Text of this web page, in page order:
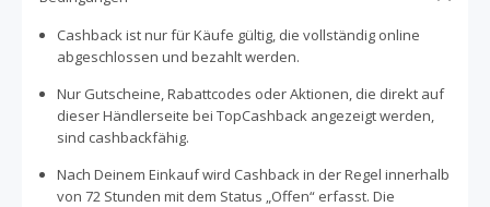
Cashback ist nur für Käufe gültig, die vollständig online
abgeschlossen und bezahlt werden.
Nur Gutscheine, Rabattcodes oder Aktionen, die direkt auf
dieser Händlerseite bei TopCashback angezeigt werden,
sind cashbackfähig.
Nach Deinem Einkauf wird Cashback in der Regel innerhalb
von 72 Stunden mit dem Status „Offen“ erfasst. Die